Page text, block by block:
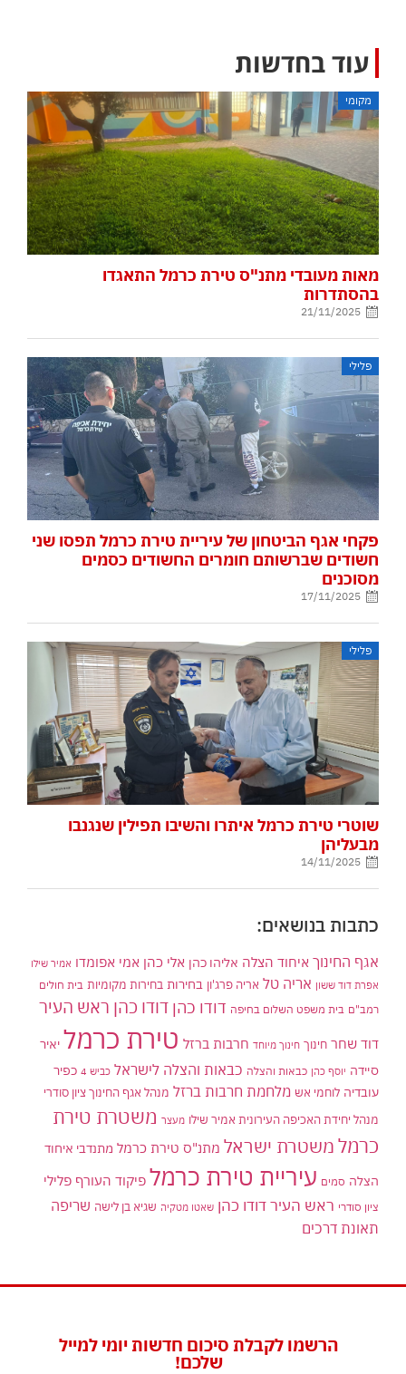
עוד בחדשות
מקומי
מאות מעובדי מתנ"ס טירת כרמל התאגדו
בהסתדרות
21/11/2025
פלילי
פקחי אגף הביטחון של עיריית טירת כרמל תפסו שני
חשודים שברשותם חומרים החשודים כסמים
מסוכנים
17/11/2025
פלילי
שוטרי טירת כרמל איתרו והשיבו תפילין שנגנבו
מבעליהן
14/11/2025
כתבות בנושאים:
אגף החינוך איחוד הצלה אליהו כהן אלי כהן אמי אפומדו אמיר שילו
אפרת דוד ששון אריה טל אריה פרג'ון בחירות בחירות מקומיות בית חולים
רמב"ם בית משפט השלום בחיפה דודו כהן דודו כהן ראש העיר
דוד שחר חינוך חינוך מיוחד חרבות ברזל טירת כרמל יאיר
סיידה יוסף כהן כבאות והצלה כבאות והצלה לישראל כביש 4
כפיר
עובדיה לוחמי אש מלחמת חרבות ברזל מנהל אגף החינוך ציון סודרי
מנהל יחידת האכיפה העירונית אמיר שילו מעצר משטרת טירת
כרמלמשטרת ישראל מתנ"ס טירת כרמל מתנדבי איחוד
הצלה סמים עיריית טירת כרמל פיקוד העורף פלילי
ציון סודרי ראש העיר דודו כהן שאטו מטקיה שגיא בן לישה שריפה
תאונת דרכים
הרשמו לקבלת סיכום חדשות יומי למייל
שלכם!